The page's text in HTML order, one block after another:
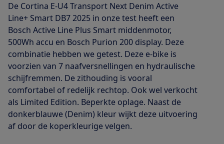
De Cortina E-U4 Transport Next Denim Active
Line+ Smart DB7 2025 in onze test heeft een
Bosch Active Line Plus Smart middenmotor,
500Wh accu en Bosch Purion 200 display. Deze
combinatie hebben we getest. Deze e-bike is
voorzien van 7 naafversnellingen en hydraulische
schijfremmen. De zithouding is vooral
comfortabel of redelijk rechtop. Ook wel verkocht
als Limited Edition. Beperkte oplage. Naast de
donkerblauwe (Denim) kleur wijkt deze uitvoering
af door de koperkleurige velgen.